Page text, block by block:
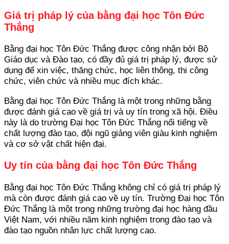
Giá trị pháp lý của bằng đại học Tôn Đức
Thắng
Bằng đại học Tôn Đức Thắng được công nhận bởi Bộ
Giáo dục và Đào tạo, có đầy đủ giá trị pháp lý, được sử
dụng để xin việc, thăng chức, học liên thông, thi công
chức, viên chức và nhiều mục đích khác.
Bằng đại học Tôn Đức Thắng là một trong những bằng
được đánh giá cao về giá trị và uy tín trong xã hội. Điều
này là do trường Đại học Tôn Đức Thắng nổi tiếng về
chất lượng đào tạo, đội ngũ giảng viên giàu kinh nghiệm
và cơ sở vật chất hiện đại.
Uy tín của bằng đại học Tôn Đức Thắng
Bằng đại học Tôn Đức Thắng không chỉ có giá trị pháp lý
mà còn được đánh giá cao về uy tín. Trường Đại học Tôn
Đức Thắng là một trong những trường đại học hàng đầu
Việt Nam, với nhiều năm kinh nghiệm trong đào tạo và
đào tạo nguồn nhân lực chất lượng cao.